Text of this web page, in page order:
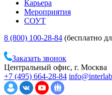
Карьера
Мероприятия
СОУТ
8 (800) 100-28-84 (бесплатно
Заказать звонок
Центральный офис, г. Москва
+7 (495) 664-28-84